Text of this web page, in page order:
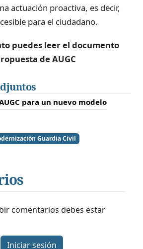
actuación proactiva, es decir,
para el ciudadano.
puedes leer el documento
de AUGC
para un nuevo modelo
Guardia Civil
comentarios debes estar
Iniciar sesión